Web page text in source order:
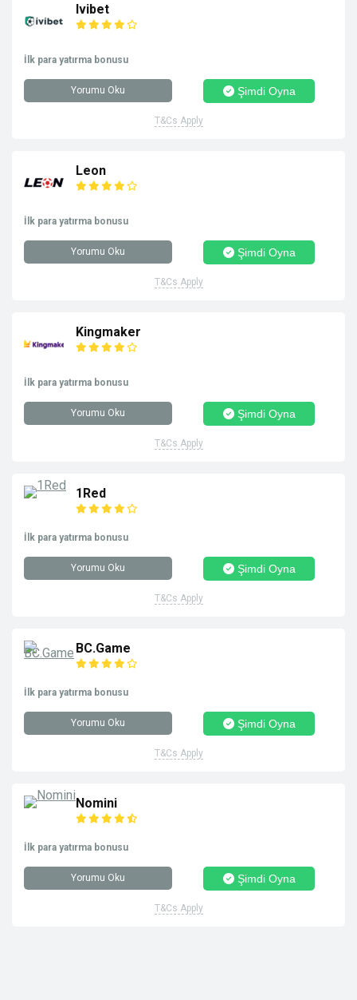
Ivibet
İlk para yatırma bonusu
Yorumu Oku Şimdi Oyna
T&Cs Apply
Leon
İlk para yatırma bonusu
Yorumu Oku Şimdi Oyna
T&Cs Apply
Kingmaker
İlk para yatırma bonusu
Yorumu Oku Şimdi Oyna
T&Cs Apply
1Red
İlk para yatırma bonusu
Yorumu Oku Şimdi Oyna
T&Cs Apply
BC.Game
İlk para yatırma bonusu
Yorumu Oku Şimdi Oyna
T&Cs Apply
Nomini
İlk para yatırma bonusu
Yorumu Oku Şimdi Oyna
T&Cs Apply